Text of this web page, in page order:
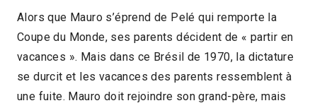
Cao Hamburger Brésil 2006
1h45
2013 > Dictatures et violences d´État
Alors que Mauro s’éprend de Pelé qui remporte la
Coupe du Monde, ses parents décident de « partir en
vacances ». Mais dans ce Brésil de 1970, la dictature
se durcit et les vacances des parents ressemblent à
une fuite. Mauro doit rejoindre son grand-père, mais